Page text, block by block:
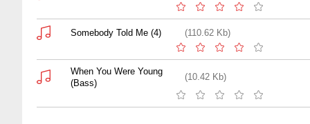
Somebody Told Me (4) (110.62 Kb)
When You Were Young
(Bass)
(10.42 Kb)